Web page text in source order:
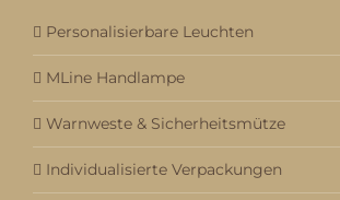
Personalisierbare Leuchten
MLine Handlampe
Warnweste & Sicherheitsmütze
Individualisierte Verpackungen